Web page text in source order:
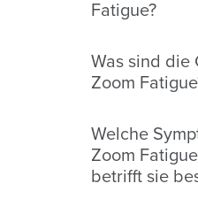
Fatigue?
Was sind die
Zoom
Welche
Zoom
betrifft sie